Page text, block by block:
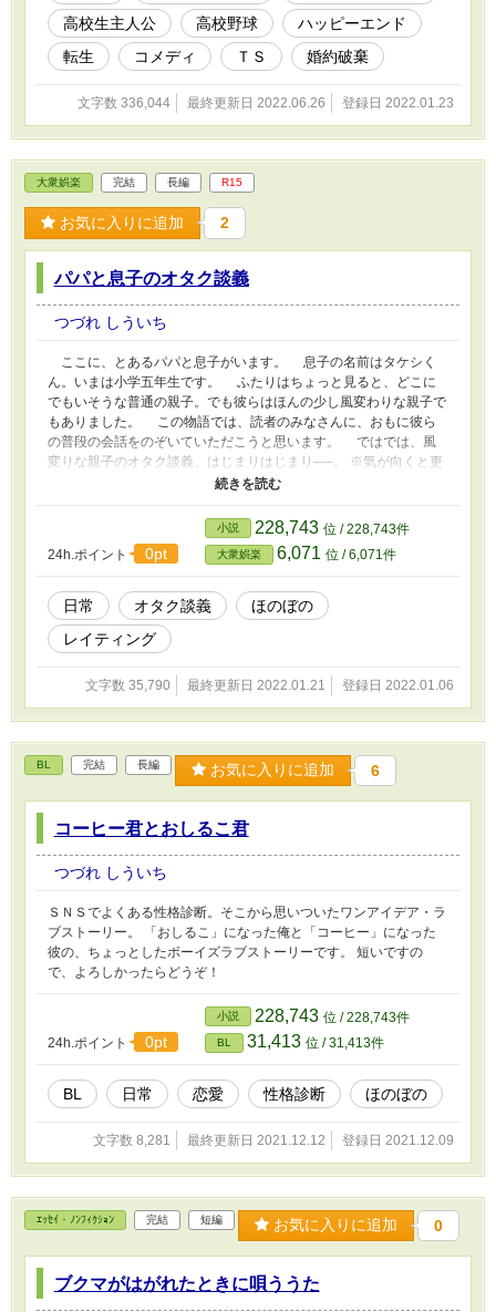
高校生主人公
高校野球
ハッピーエンド
転生
コメディ ＴＳ 婚約破棄
文字数 336,044 最終更新日 2022.06.26 登録日 2022.01.23
大衆娯楽 完結 長編 R15
お気に入りに追加 2
パパと息子のオタク談義
つづれ しういち
ここに、とあるパパと息子がいます。 息子の名前はタケシく
ん。いまは小学五年生です。 ふたりはちょっと見ると、どこに
でもいそうな普通の親子。でも彼らはほんの少し風変わりな親子で
もありました。 この物語では、読者のみなさんに、おもに彼ら
の普段の会話をのぞいていただこうと思います。 ではでは、風
変りな親子のオタク談義、はじまりはじまり──。 ※気が向くと更
新します。 ※小説家になろう、カクヨム、アルファポリスにて同
24h.ポイント 0pt
小説 228,743 位 / 228,743件
大衆娯楽 6,071 位 / 6,071件
日常 オタク談義
ほのぼの
レイティング
文字数 35,790 最終更新日 2022.01.21 登録日 2022.01.06
BL 完結 長編 お気に入りに追加 6
コーヒー君とおしるこ君
つづれ しういち
ＳＮＳでよくある性格診断。そこから思いついたワンアイデア・ラ
ブストーリー。 「おしるこ」になった俺と「コーヒー」になった
彼の、ちょっとしたボーイズラブストーリーです。 短いですの
で、よろしかったらどうぞ！
24h.ポイント 0pt
小説 228,743 位 / 228,743件
BL 31,413 位 / 31,413件
BL 日常 恋愛 性格診断 ほのぼの
文字数 8,281 最終更新日 2021.12.12 登録日 2021.12.09
ｴｯｾｲ・ﾉﾝﾌｨｸｼｮﾝ 完結 短編 お気に入りに追加 0
ブクマがはがれたときに唄ううた